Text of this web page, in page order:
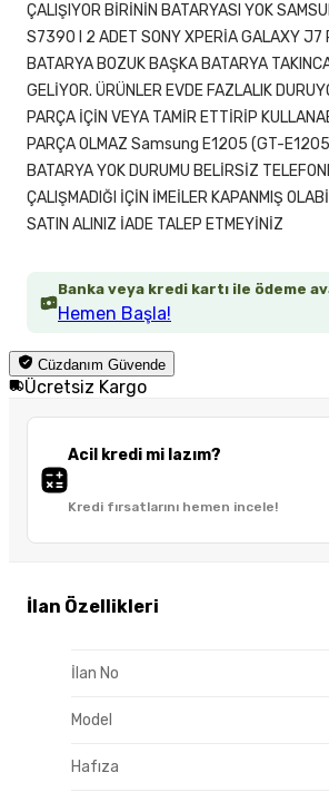
Banka veya kredi kartı ile ödeme
Hemen Başla!
Cüzdanım Güvende
Ücretsiz Kargo
Acil kredi mi lazım?
Kredi fırsatlarını hemen incele!
İlan Özellikleri
İlan No
Model
Hafıza
ÇALIŞIYOR BİRİNİN BATARYASI YOK
S7390 I 2 ADET SONY XPERİA GALAXY J7
BATARYA BOZUK BAŞKA BATARYA
GELİYOR. ÜRÜNLER EVDE FAZLALIK
PARÇA İÇİN VEYA TAMİR ETTİRİP
PARÇA OLMAZ Samsung E1205 (GT-
BATARYA YOK DURUMU BELİRSİZ
ÇALIŞMADIĞI İÇİN İMEİLER KAPANMIŞ
SATIN ALINIZ İADE TALEP ETMEYİNİZ